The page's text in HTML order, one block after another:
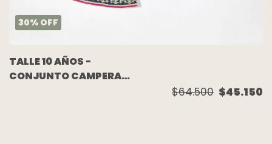
30% OFF
TALLE 10 AÑOS -
CONJUNTO CAMPERA
$64.500 $45.150